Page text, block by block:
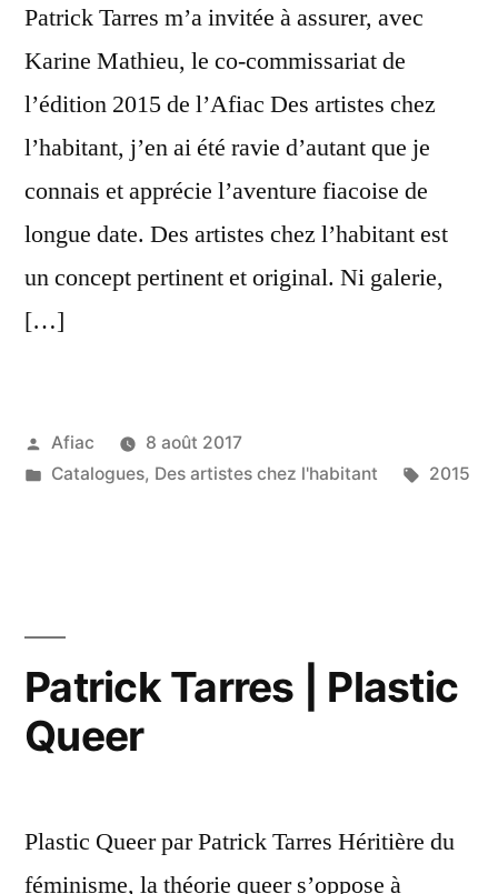
Patrick Tarres m’a invitée à assurer, avec
Karine Mathieu, le co-commissariat de
l’édition 2015 de l’Afiac Des artistes chez
l’habitant, j’en ai été ravie d’autant que je
connais et apprécie l’aventure fiacoise de
longue date. Des artistes chez l’habitant est
un concept pertinent et original. Ni galerie,
[…]
Publié
par
Afiac
8 août 2017
Publié
Catalogues, Des artistes chez l'habitant 2015
Patrick Tarres | Plastic
Queer
Plastic Queer par Patrick Tarres Héritière du
féminisme, la théorie queer s’oppose à